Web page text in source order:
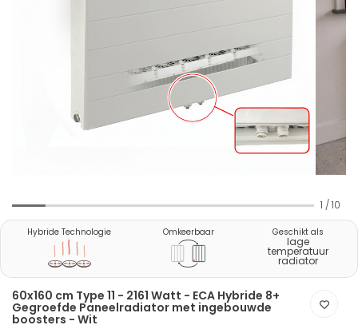
1 / 10
Hybride Technologie Omkeerbaar Geschikt als
lage
temperatuur
radiator
60x160 cm Type 11 - 2161 Watt - ECA Hybride 8+
Gegroefde Paneelradiator met ingebouwde
boosters - Wit